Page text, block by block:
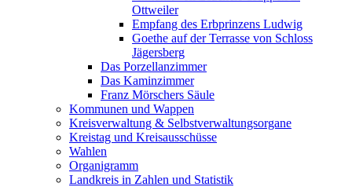
Ottweiler
Empfang des Erbprinzens Ludwig
Goethe auf der Terrasse von Schloss
Jägersberg
Das Porzellanzimmer
Das Kaminzimmer
Franz Mörschers Säule
Kommunen und Wappen
Kreisverwaltung & Selbstverwaltungsorgane
Kreistag und Kreisausschüsse
Wahlen
Organigramm
Landkreis in Zahlen und Statistik